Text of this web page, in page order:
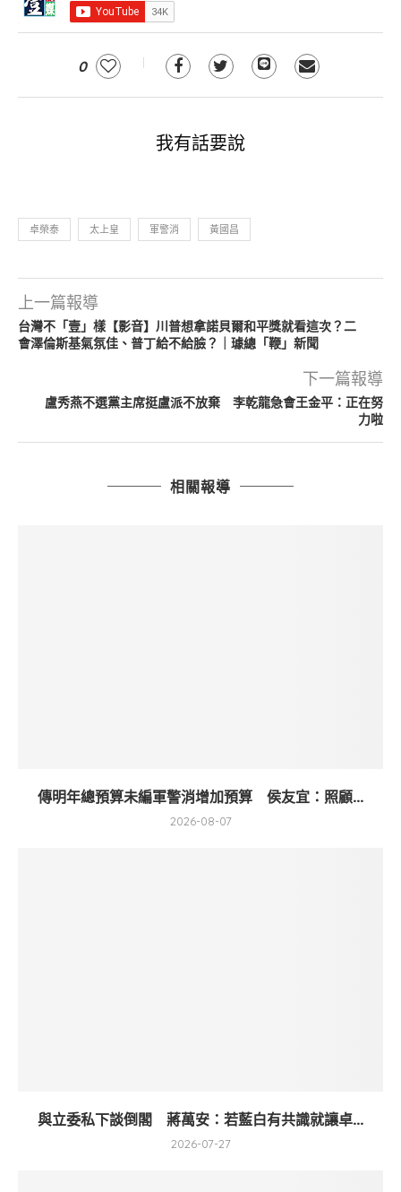
0
我有話要說
卓榮泰 太上皇 軍警消 黃國昌
上一篇報導
台灣不「壹」樣【影音】川普想拿諾貝爾和平獎就看這次？二
會澤倫斯基氣氛佳、普丁給不給臉？｜璩總「鞭」新聞
下一篇報導
盧秀燕不選黨主席挺盧派不放棄 李乾龍急會王金平：正在努
力啦
相關報導
傳明年總預算未編軍警消增加預算 侯友宜：照顧...
2026-08-07
與立委私下談倒閣 蔣萬安：若藍白有共識就讓卓...
2026-07-27